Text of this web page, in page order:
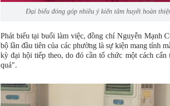
Đại biểu đóng góp nhiều ý kiến tâm huyết hoàn
Phát biểu tại buổi làm việc, đồng chí Nguyễn Mạnh
bộ lần đầu tiên của các phường là sự kiện mang tính
kỳ đại hội tiếp theo, do đó cần tổ chức một cách
quả".